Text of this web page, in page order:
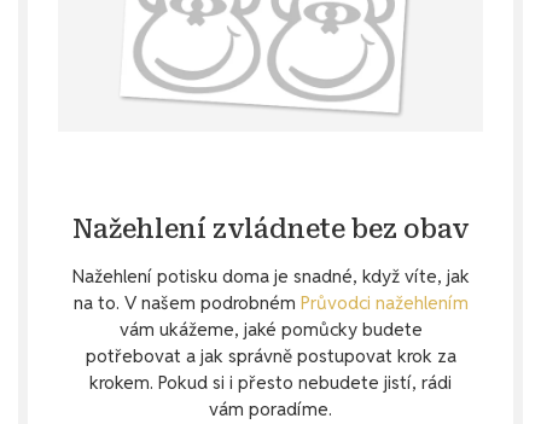
Nažehlení zvládnete bez obav
Nažehlení potisku doma je snadné, když víte, jak
na to. V našem podrobném Průvodci nažehlením
vám ukážeme, jaké pomůcky budete
potřebovat a jak správně postupovat krok za
krokem. Pokud si i přesto nebudete jistí, rádi
vám poradíme.